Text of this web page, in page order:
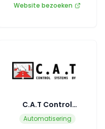
Website bezoeken
C.A.T Control
Systems
Automatisering